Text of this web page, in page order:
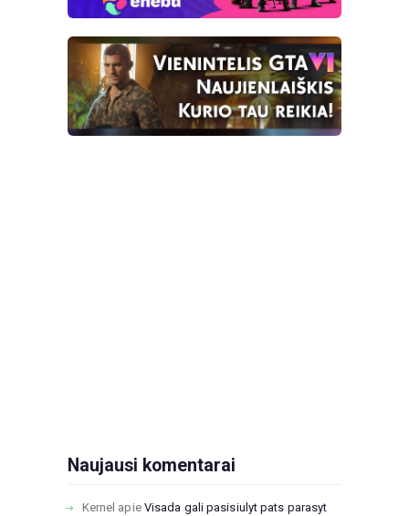
Naujausi komentarai
Kernel apie Visada gali pasisiulyt pats parasyt